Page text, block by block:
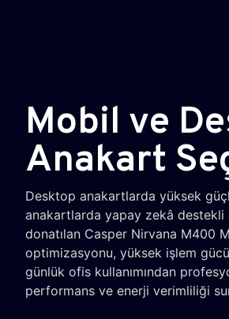
Mobil ve
Anakart
Desktop anakartlarda yüksek
anakartlarda yapay zekâ
donatılan Casper Nirvana M400
optimizasyonu, yüksek işlem
günlük ofis kullanımından
performans ve enerji verimliliği